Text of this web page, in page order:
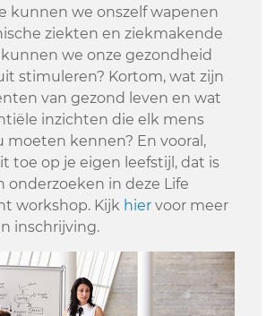
kunnen we onszelf wapenen
ziekten en ziekmakende
we onze gezondheid
stimuleren? Kortom, wat zijn
van gezond leven en wat
inzichten die elk mens
moeten kennen? En vooral,
toe op je eigen leefstijl, dat is
onderzoeken in deze Life
workshop. Kijk hier voor meer
inschrijving.